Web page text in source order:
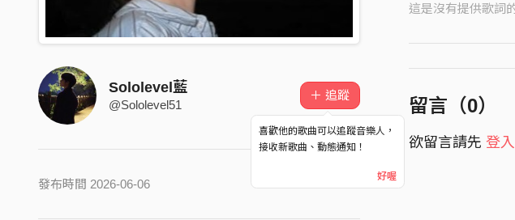
Sololevel藍
@Sololevel51
＋ 追蹤
喜歡他的歌曲可以追蹤音樂人，
接收新歌曲、動態通知！
好喔
發布時間 2026-06-06
這是沒有提供歌詞
留言（0）
欲留言請先 登入